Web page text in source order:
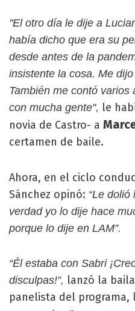
"El otro día le dije a
había dicho que era su
desde antes de la
insistente la cosa. Me
También me contó
con mucha gente", le
novia de Castro- a
certamen de baile.
Ahora, en el ciclo
Sánchez opinó: “Le
verdad yo lo dije hace
porque lo dije en LAM”.
“Él estaba con Sabri
disculpas!”, lanzó la
panelista del programa,